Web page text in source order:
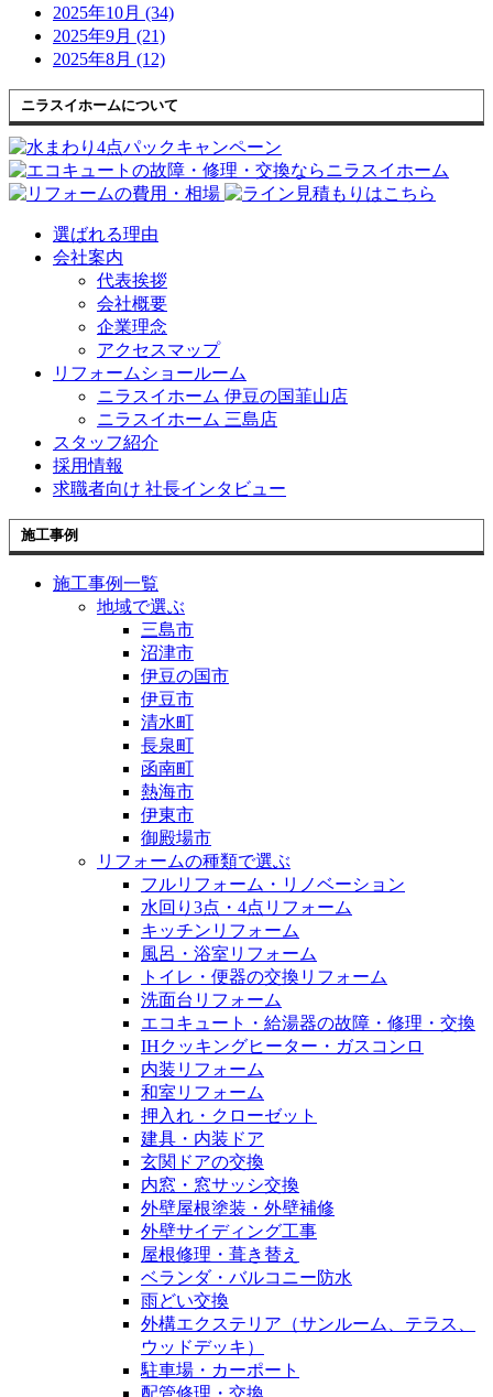
2025年10月 (34)
2025年9月 (21)
2025年8月 (12)
ニラスイホームについて
選ばれる理由
会社案内
代表挨拶
会社概要
企業理念
アクセスマップ
リフォームショールーム
ニラスイホーム 伊豆の国韮山店
ニラスイホーム 三島店
スタッフ紹介
採用情報
求職者向け 社長インタビュー
施工事例
施工事例一覧
地域で選ぶ
三島市
沼津市
伊豆の国市
伊豆市
清水町
長泉町
函南町
熱海市
伊東市
御殿場市
リフォームの種類で選ぶ
フルリフォーム・リノベーション
水回り3点・4点リフォーム
キッチンリフォーム
風呂・浴室リフォーム
トイレ・便器の交換リフォーム
洗面台リフォーム
エコキュート・給湯器の故障・修理・交換
IHクッキングヒーター・ガスコンロ
内装リフォーム
和室リフォーム
押入れ・クローゼット
建具・内装ドア
玄関ドアの交換
内窓・窓サッシ交換
外壁屋根塗装・外壁補修
外壁サイディング工事
屋根修理・葺き替え
ベランダ・バルコニー防水
雨どい交換
外構エクステリア（サンルーム、テラス、
ウッドデッキ）
駐車場・カーポート
配管修理・交換